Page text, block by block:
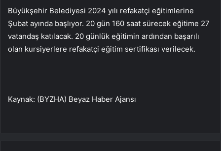
Büyükşehir Belediyesi 2024 yılı refakatçi eğitimlerine
Şubat ayında başlıyor. 20 gün 160 saat sürecek eğitime 27
vatandaş katılacak. 20 günlük eğitimin ardından başarılı
olan kursiyerlere refakatçi eğitim sertifikası verilecek.
Kaynak: (BYZHA) Beyaz Haber Ajansı